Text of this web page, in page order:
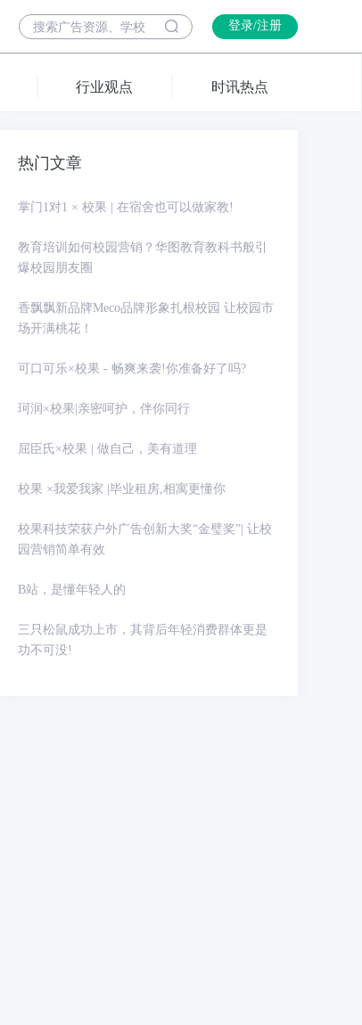
登录/注册
行业观点 时讯热点
热门文章
掌门1对1 × 校果 | 在宿舍也可以做家教!
教育培训如何校园营销？华图教育教科书般引
爆校园朋友圈
香飘飘新品牌Meco品牌形象扎根校园 让校园市
场开满桃花！
可口可乐×校果 - 畅爽来袭!你准备好了吗?
珂润×校果|亲密呵护，伴你同行
屈臣氏×校果 | 做自己，美有道理
校果 ×我爱我家 |毕业租房,相寓更懂你
校果科技荣获户外广告创新大奖“金璧奖”| 让校
园营销简单有效
B站，是懂年轻人的
三只松鼠成功上市，其背后年轻消费群体更是
功不可没!